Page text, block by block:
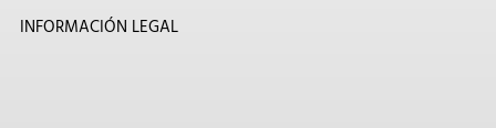
INFORMACIÓN LEGAL